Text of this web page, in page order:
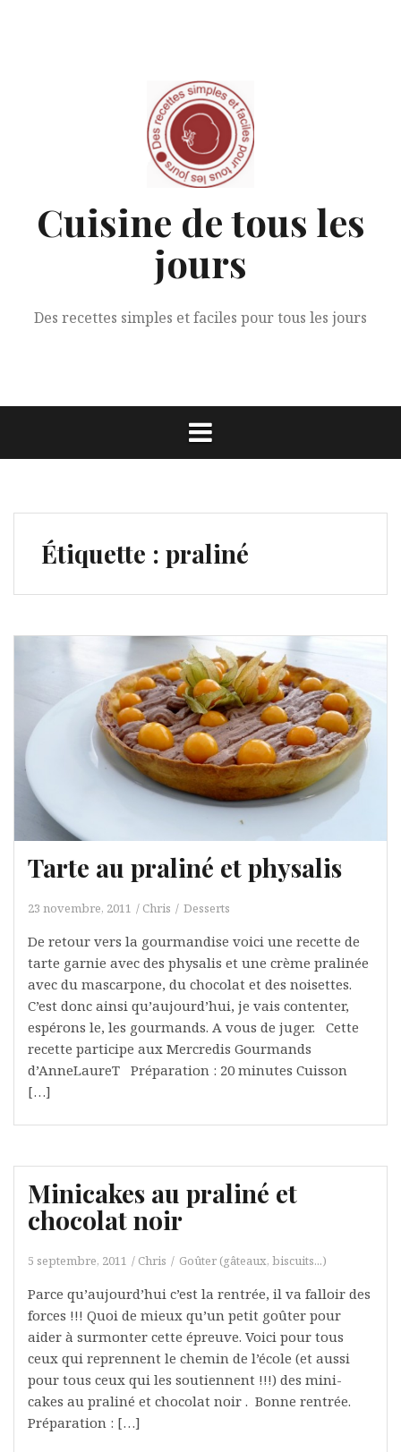
Cuisine de tous les
jours
Des recettes simples et faciles pour tous les jours
Étiquette : praliné
Tarte au praliné et physalis
23 novembre, 2011 Chris Desserts
De retour vers la gourmandise voici une recette de
tarte garnie avec des physalis et une crème pralinée
avec du mascarpone, du chocolat et des noisettes.
C’est donc ainsi qu’aujourd’hui, je vais contenter,
espérons le, les gourmands. A vous de juger. Cette
recette participe aux Mercredis Gourmands
d’AnneLaureT Préparation : 20 minutes Cuisson
[…]
Minicakes au praliné et
chocolat noir
5 septembre, 2011 Chris Goûter (gâteaux, biscuits...)
Parce qu’aujourd’hui c’est la rentrée, il va falloir des
forces !!! Quoi de mieux qu’un petit goûter pour
aider à surmonter cette épreuve. Voici pour tous
ceux qui reprennent le chemin de l’école (et aussi
pour tous ceux qui les soutiennent !!!) des mini-
cakes au praliné et chocolat noir . Bonne rentrée.
Préparation : […]